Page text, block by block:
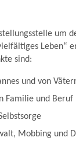
um
Leben“
sind:
und von
Familie und Beruf
Mobbing und